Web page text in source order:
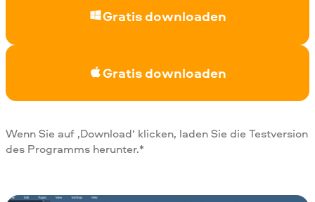
Gratis downloaden
Gratis downloaden
Wenn Sie auf ‚Download‘ klicken, laden Sie die Testversion
des Programms herunter.*